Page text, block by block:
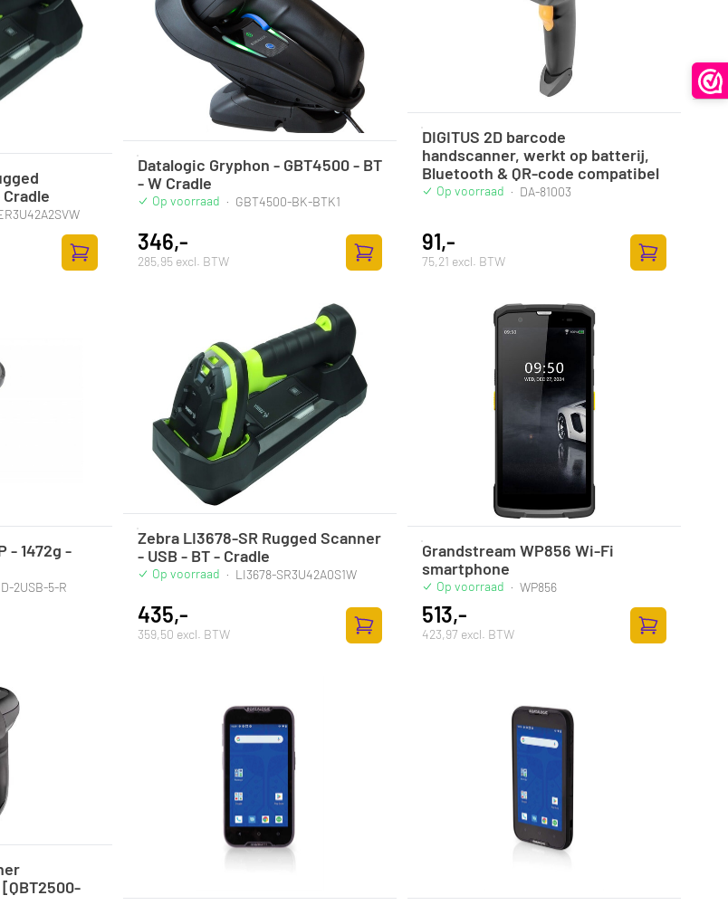
Zum Warenkorb hinzufügen
Datalogic Gryphon - GBT4500 - BT
- W Cradle
Op voorraad · GBT4500-BK-BTK1
346,-
285,95 excl. BTW
Zum Warenkorb hinzufügen
DIGITUS 2D barcode
handscanner, werkt op batterij,
Bluetooth & QR-code compatibel
Op voorraad · DA-81003
91,-
75,21 excl. BTW
Zum
- 1472g -
2USB-5-R
Zebra LI3678-SR Rugged Scanner
- USB - BT - Cradle
Op voorraad · LI3678-SR3U42A0S1W
435,-
359,50 excl. BTW
Zum Warenkorb hinzufügen
Grandstream WP856 Wi-Fi
smartphone
Op voorraad · WP856
513,-
423,97 excl. BTW
Zum